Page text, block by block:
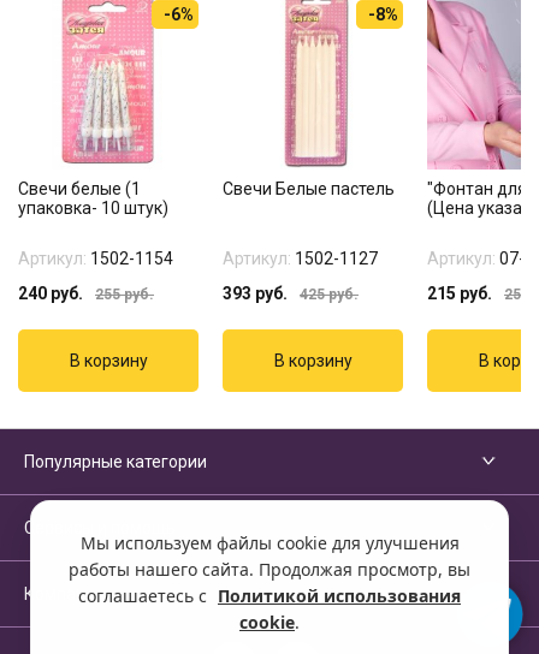
Мы используем файлы cookie для улучшения
работы нашего сайта. Продолжая просмотр, вы
соглашаетесь с Политикой использования
cookie.
-6%
Свечи белые (1
упаковка- 10 штук)
Артикул: 1502-1154
240 руб. 255руб.
-8%
Свечи Белые пастель
Артикул: 1502-1127
393 руб. 425руб.
"Фонтан для
(Цена
Артикул: 07-
215 руб. 255
Популярные категории
Сервисы и помощь
Компания